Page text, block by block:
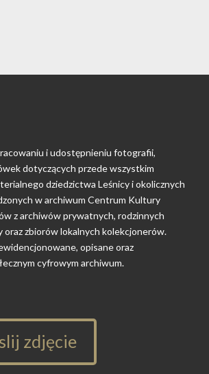
i udostępnieniu fotografii,
dotyczących przede wszystkim
dziedzictwa Leśnicy i okolicznych
w archiwum Centrum Kultury
z archiwów prywatnych, rodzinnych
oraz zbiorów lokalnych kolekcjonerów.
opisane oraz
cyfrowym archiwum.
zdjęcie